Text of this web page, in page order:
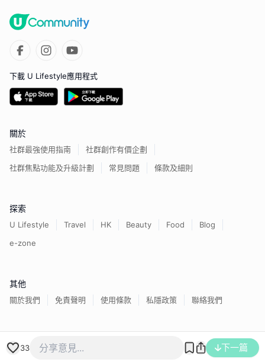
33 下一篇
下載 U Lifestyle應用程式
關於
社群最強使用指南
社群創作有價企劃
社群焦點功能及升級計劃
常見問題 條款及細則
探索
U Lifestyle Travel HK Beauty Food
Blog
e-zone
其他
關於我們 免責聲明 使用條款 私隱政策 聯絡我們
香港經濟日報版權所有©